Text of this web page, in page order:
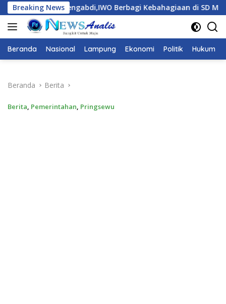
Langsung
ke
konten
Breaking News
Kebahagiaan di SD Muhammadiyah Bukit Duri
Beranda Nasional Lampung Ekonomi Politik Hukum
Beranda Berita
Berita, Pemerintahan, Pringsewu